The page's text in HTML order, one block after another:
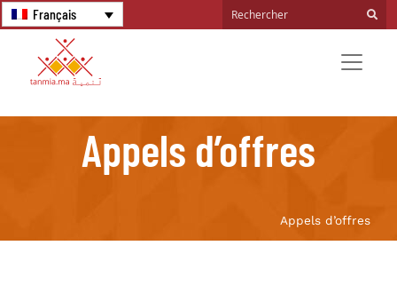
Français
Appels d’offres
Appels d’offres